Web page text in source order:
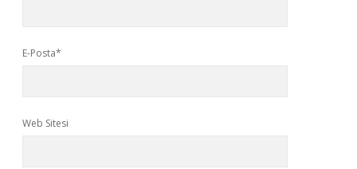
E-Posta*
Web Sitesi